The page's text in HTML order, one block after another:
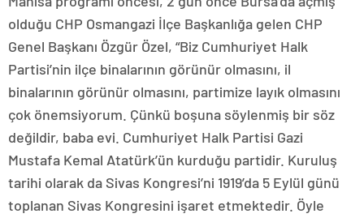
olduğu CHP Osmangazi İlçe Başkanlığa gelen CHP
Genel Başkanı Özgür Özel, “Biz Cumhuriyet Halk
Partisi’nin ilçe binalarının görünür olmasını, il
binalarının görünür olmasını, partimize layık olmasını
çok önemsiyorum. Çünkü boşuna söylenmiş bir söz
değildir, baba evi. Cumhuriyet Halk Partisi Gazi
Mustafa Kemal Atatürk’ün kurduğu partidir. Kuruluş
tarihi olarak da Sivas Kongresi’ni 1919’da 5 Eylül günü
toplanan Sivas Kongresini işaret etmektedir. Öyle